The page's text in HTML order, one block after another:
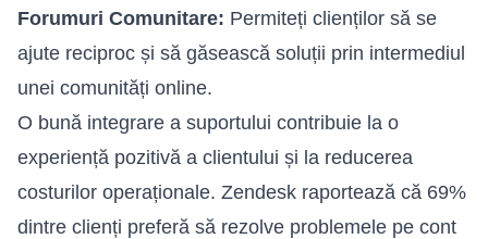
Forumuri Comunitare: Permiteți clienților să se
ajute reciproc și să găsească soluții prin intermediul
unei comunități online.
O bună integrare a suportului contribuie la o
experiență pozitivă a clientului și la reducerea
costurilor operaționale. Zendesk raportează că 69%
dintre clienți preferă să rezolve problemele pe cont